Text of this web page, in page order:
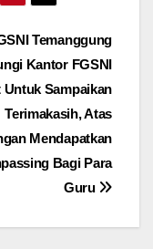
Temanggung
Kantor FGSNI
Untuk Sampaikan
Terimakasih, Atas
Mendapatkan
Bagi Para
Guru